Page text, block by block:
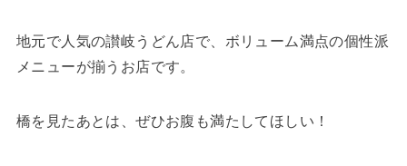
地元で人気の讃岐うどん店で、ボリューム満点の個性派
メニューが揃うお店です。
橋を見たあとは、ぜひお腹も満たしてほしい！